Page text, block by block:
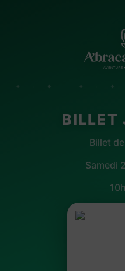
✦ · ✦ · ✦ · ✦
BILLET
Billet
Samedi